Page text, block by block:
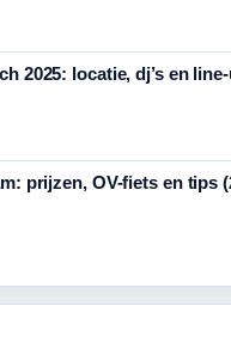
2025: locatie, dj’s en
prijzen, OV-fiets en tips